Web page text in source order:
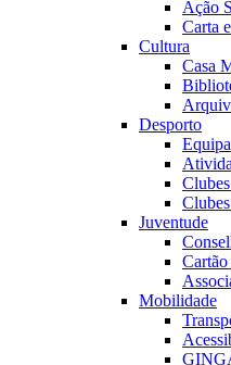
Ação
Carta
Cultura
Casa
Desporto
Juventude
Mobilidade